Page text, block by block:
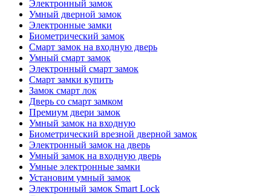
Электронный замок
Умный дверной замок
Электронные замки
Биометрический замок
Смарт замок на входную дверь
Умный смарт замок
Электронный смарт замок
Смарт замки купить
Замок смарт лок
Дверь со смарт замком
Премиум двери замок
Умный замок на входную
Биометрический врезной дверной замок
Электронный замок на дверь
Умный замок на входную дверь
Умные электронные замки
Установим умный замок
Электронный замок Smart Lock